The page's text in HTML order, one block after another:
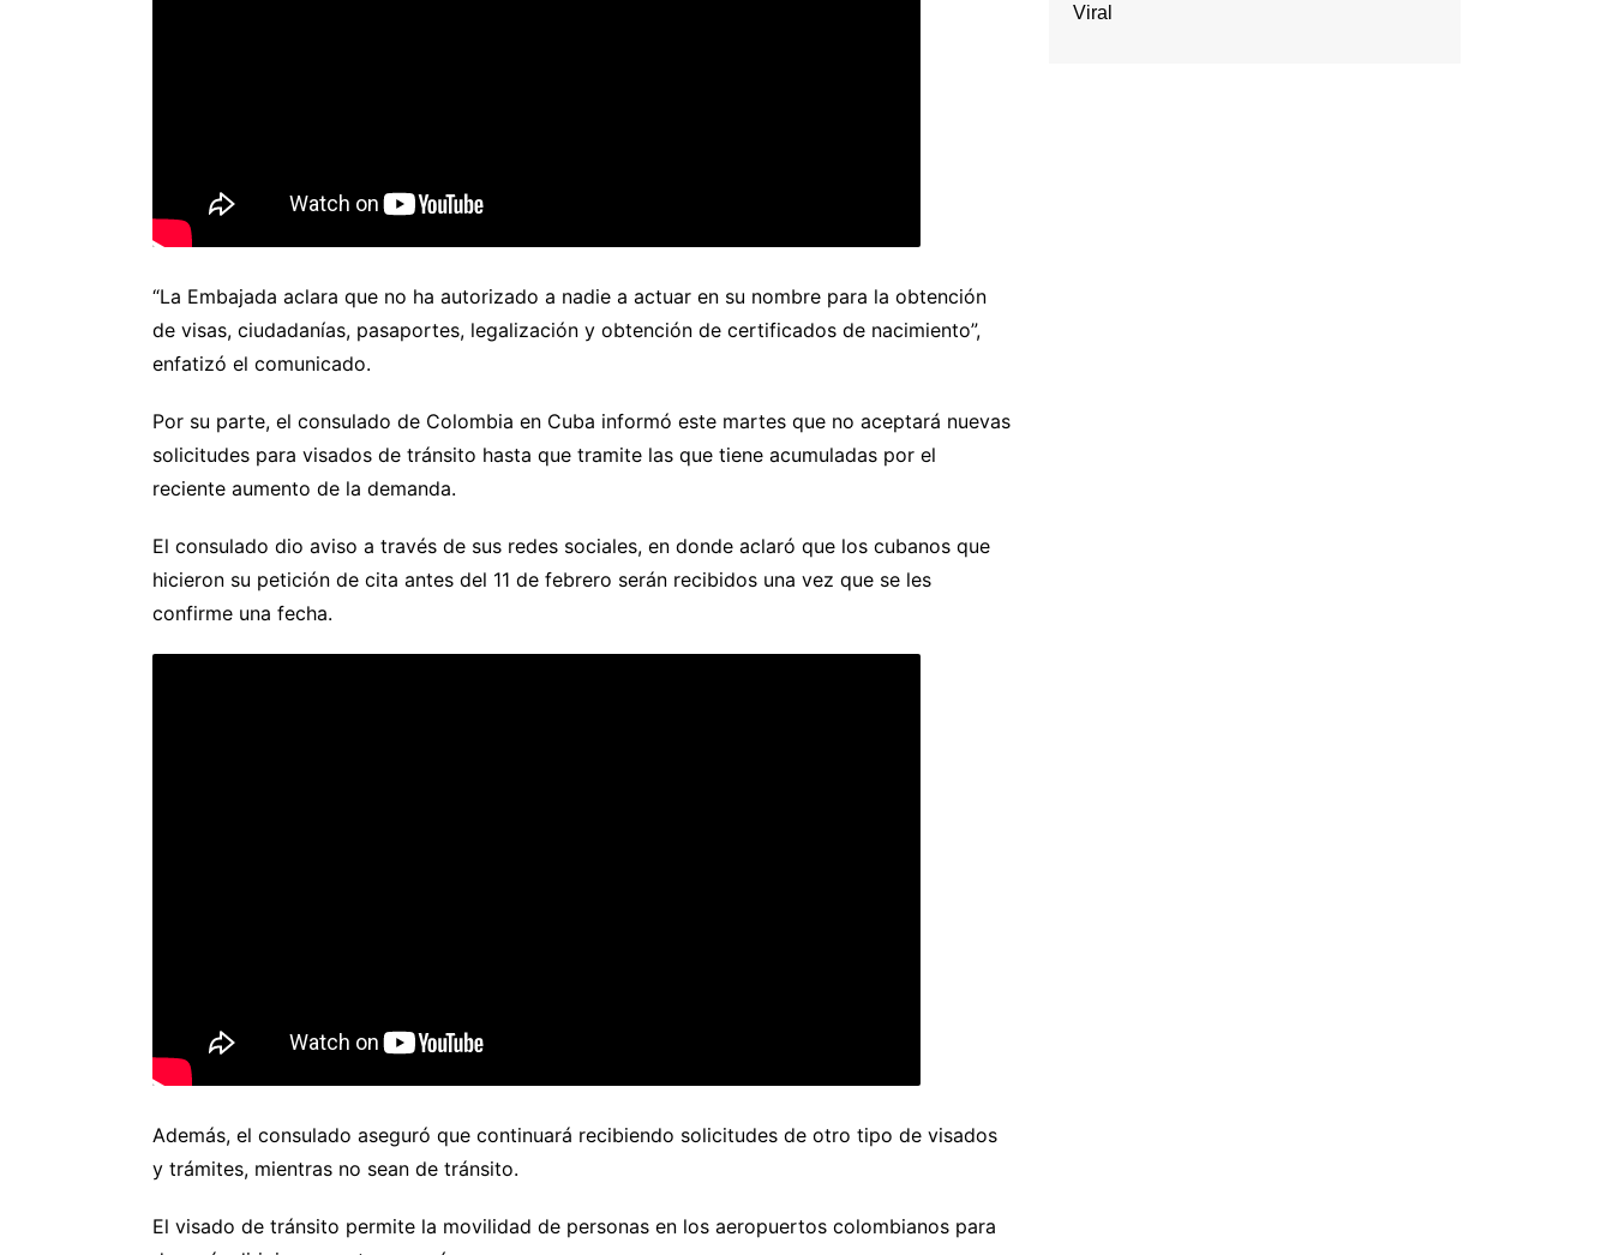
“La Embajada aclara que no ha autorizado a nadie a actuar en su nombre para la obtención
de visas, ciudadanías, pasaportes, legalización y obtención de certificados de nacimiento”,
enfatizó el comunicado.
Por su parte, el consulado de Colombia en Cuba informó este martes que no aceptará nuevas
solicitudes para visados de tránsito hasta que tramite las que tiene acumuladas por el
reciente aumento de la demanda.
El consulado dio aviso a través de sus redes sociales, en donde aclaró que los cubanos que
hicieron su petición de cita antes del 11 de febrero serán recibidos una vez que se les
confirme una fecha.
Además, el consulado aseguró que continuará recibiendo solicitudes de otro tipo de visados
y trámites, mientras no sean de tránsito.
El visado de tránsito permite la movilidad de personas en los aeropuertos colombianos para
Viral